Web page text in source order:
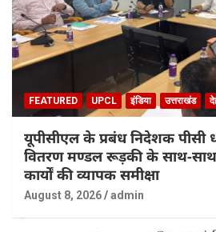
FEATURED UPCL इंडिया उत्तराखंड
यूपीसीएल के प्रबंध निदेशक पीसी
वितरण मण्डल रूड़की के साथ-साथ
कार्यों की व्यापक समीक्षा
August 8, 2026 admin